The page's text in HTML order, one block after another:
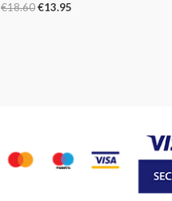
€18.60€13.95